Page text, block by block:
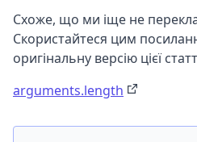
Схоже, що ми іще не
Скористайтеся цим
оригінальну версію цієї
arguments.length